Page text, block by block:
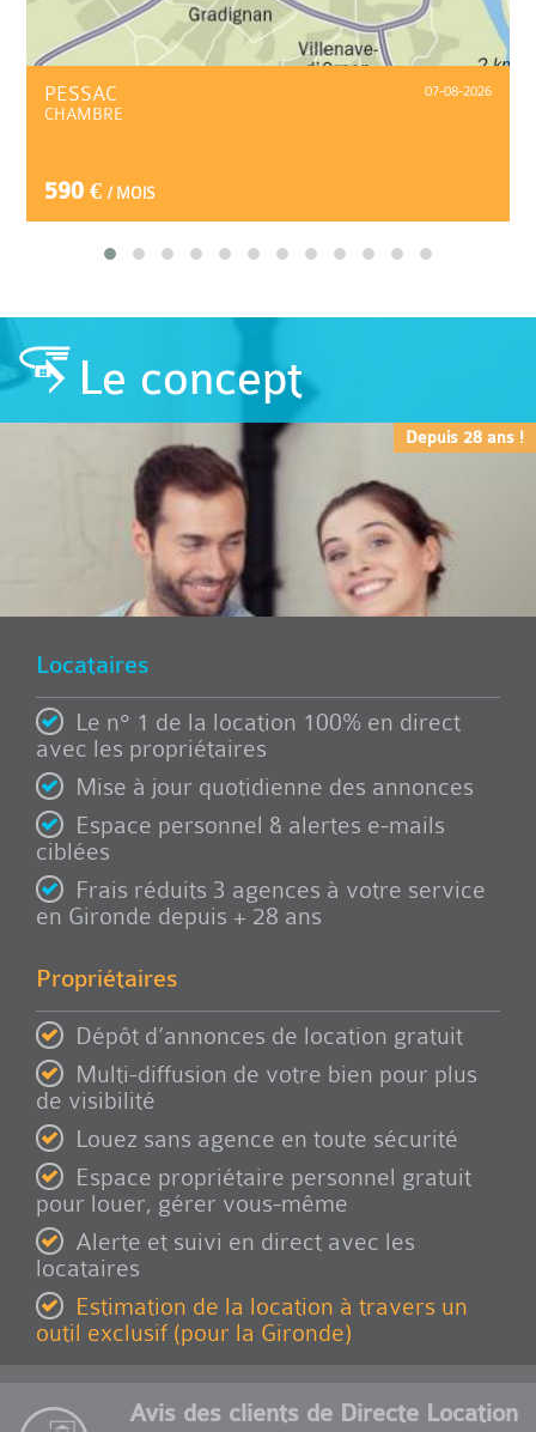
07-08-2026
PESSAC
CHAMBRE
590 € / MOIS
Le concept
Depuis 28 ans !
Locataires
Le n° 1 de la location 100% en direct
avec les propriétaires
Mise à jour quotidienne des annonces
Espace personnel & alertes e-mails
ciblées
Frais réduits 3 agences à votre service
en Gironde depuis + 28 ans
Propriétaires
Dépôt d’annonces de location gratuit
Multi-diffusion de votre bien pour plus
de visibilité
Louez sans agence en toute sécurité
Espace propriétaire personnel gratuit
pour louer, gérer vous-même
Alerte et suivi en direct avec les
locataires
Estimation de la location à travers un
outil exclusif (pour la Gironde)
Avis des clients de Directe Location